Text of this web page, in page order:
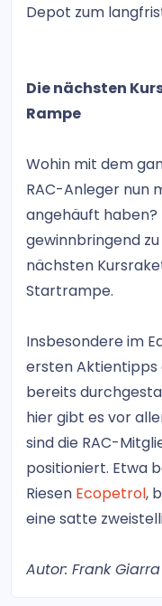
Depot zum
Die nächsten
Rampe
Wohin mit dem
RAC-Anleger nun
angehäuft haben?
gewinnbringend
nächsten
Startrampe.
Insbesondere im
ersten Aktientipps
bereits
hier gibt es vor
sind die RAC-
positioniert. Etwa
Riesen Ecopetrol,
eine satte
Autor: Frank Giarra